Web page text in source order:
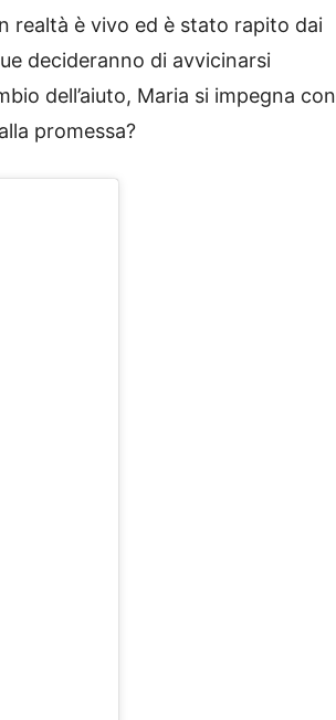
realtà è vivo ed è stato rapito dai
decideranno di avvicinarsi
dell’aiuto, Maria si impegna con
promessa?